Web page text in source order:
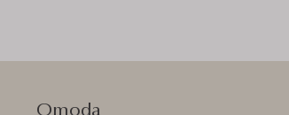
Omoda